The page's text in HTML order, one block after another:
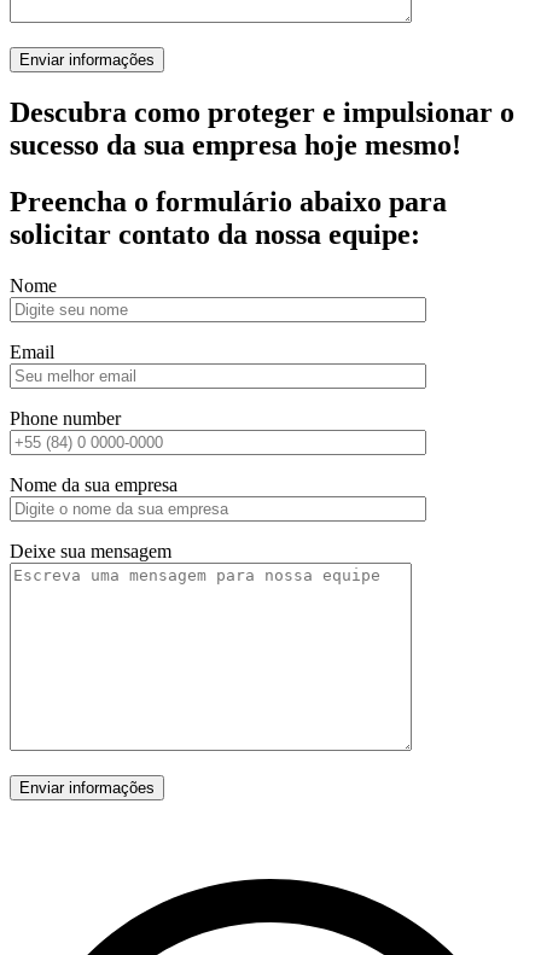
Descubra como proteger e impulsionar o
sucesso da sua empresa hoje mesmo!
Preencha o formulário abaixo para
solicitar contato da nossa equipe:
Nome
Email
Phone number
Nome da sua empresa
Deixe sua mensagem